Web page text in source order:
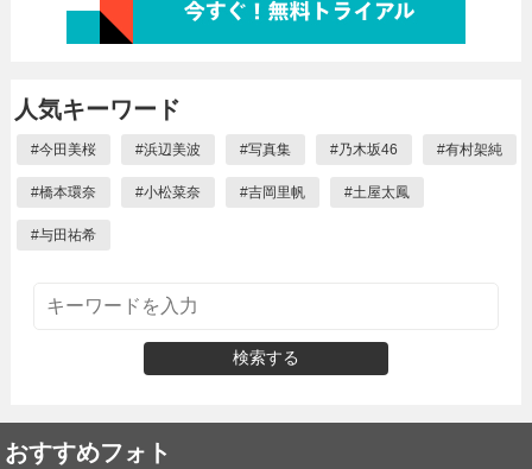
人気キーワード
#今田美桜 #浜辺美波 #写真集 #乃木坂46 #有村架純
#橋本環奈 #小松菜奈 #吉岡里帆 #土屋太鳳
#与田祐希
検索する
おすすめフォト